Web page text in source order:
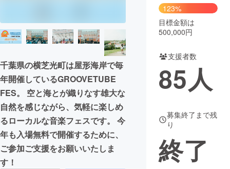
CAMPFIRE for Social Good CAMPFIRE Creation
CAMPFIREふるさと納税machi-ya コミュニティ
千葉県の横芝光町は屋形海岸で毎
年開催しているGROOVETUBE
FES。 空と海とが織りなす雄大な
自然を感じながら、気軽に楽しめ
るローカルな音楽フェスです。 今
年も入場無料で開催するために、
ご参加ご支援をお願いいたしま
す！
123%
目標金額は
500,000円
支援者数
85人
募集終了まで残
り
終了